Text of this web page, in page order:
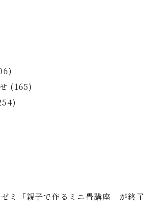
)
(165)
)
ミ「親子で作るミニ畳講座」が終了